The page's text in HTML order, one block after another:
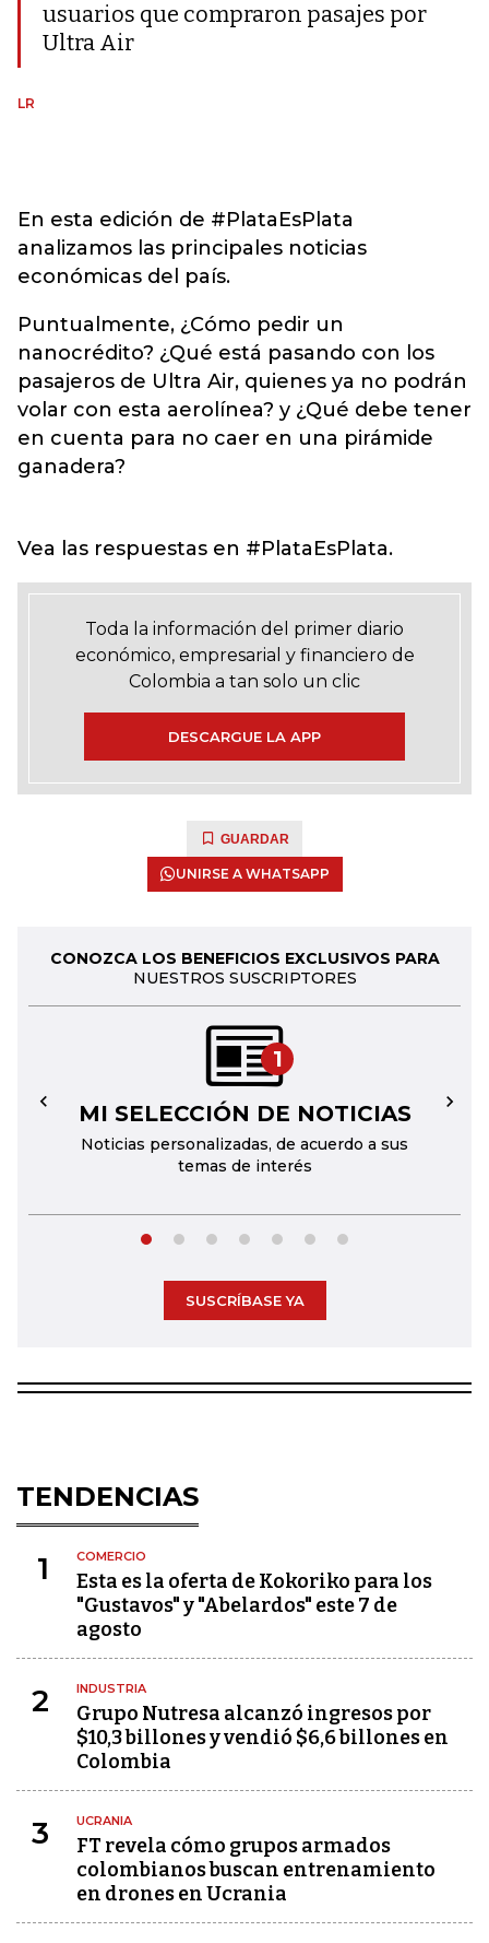
usuarios que compraron pasajes por
Ultra Air
LR
En esta edición de #PlataEsPlata
analizamos las principales noticias
económicas del país.
Puntualmente, ¿Cómo pedir un
nanocrédito? ¿Qué está pasando con los
pasajeros de Ultra Air, quienes ya no podrán
volar con esta aerolínea? y ¿Qué debe tener
en cuenta para no caer en una pirámide
ganadera?
Vea las respuestas en #PlataEsPlata.
Toda la información del primer diario
económico, empresarial y financiero de
Colombia a tan solo un clic
DESCARGUE LA APP
GUARDAR
UNIRSE A WHATSAPP
CONOZCA LOS BENEFICIOS EXCLUSIVOS PARA
NUESTROS SUSCRIPTORES
1
MI SELECCIÓN DE NOTICIAS
Noticias personalizadas, de acuerdo a sus
temas de interés
← →
SUSCRÍBASE YA
TENDENCIAS
1 COMERCIO
Esta es la oferta de Kokoriko para los
"Gustavos" y "Abelardos" este 7 de
agosto
2 INDUSTRIA
Grupo Nutresa alcanzó ingresos por
$10,3 billones y vendió $6,6 billones en
Colombia
3 UCRANIA
FT revela cómo grupos armados
colombianos buscan entrenamiento
en drones en Ucrania